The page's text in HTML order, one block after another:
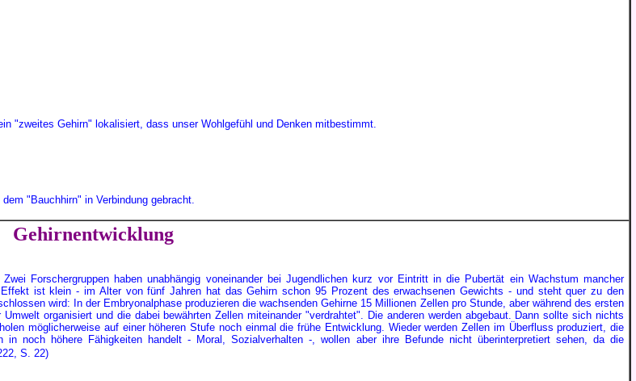
"zweites Gehirn" lokalisiert, dass unser Wohlgefühl und Denken mitbestimmt.
"Bauchhirn" in Verbindung gebracht.
Gehirnentwicklung
Forschergruppen haben unabhängig voneinander bei Jugendlichen kurz vor Eintritt in die Pubertät ein Wachstum mancher
ist klein - im Alter von fünf Jahren hat das Gehirn schon 95 Prozent des erwachsenen Gewichts - und steht quer zu den
wird: In der Embryonalphase produzieren die wachsenden Gehirne 15 Millionen Zellen pro Stunde, aber während des ersten
organisiert und die dabei bewährten Zellen miteinander "verdrahtet". Die anderen werden abgebaut. Dann sollte sich nichts
möglicherweise auf einer höheren Stufe noch einmal die frühe Entwicklung. Wieder werden Zellen im Überfluss produziert, die
noch höhere Fähigkeiten handelt - Moral, Sozialverhalten -, wollen aber ihre Befunde nicht überinterpretiert sehen, da die
S. 22)